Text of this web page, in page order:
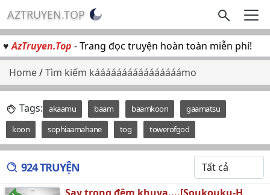
AZTRUYEN.TOP
♥AzTruyen.Top - Trang đọc truyện hoàn toàn miễn phí!
Home/Tìm kiếm káááááááááááááááámo
Tags: akaamu baam baamkoon
gaamatsu
koon
sophiaamahane tog towerofgod
924 TRUYỆN